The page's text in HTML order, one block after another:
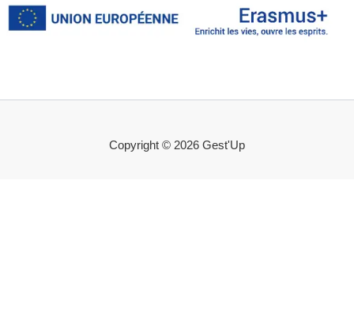
Copyright © 2026 Gest'Up